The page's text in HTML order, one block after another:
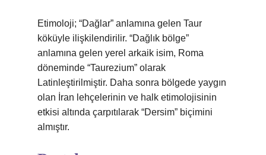
Etimoloji; “Dağlar” anlamına gelen Taur
köküyle ilişkilendirilir. “Dağlık bölge”
anlamına gelen yerel arkaik isim, Roma
döneminde “Taurezium” olarak
Latinleştirilmiştir. Daha sonra bölgede yaygın
olan İran lehçelerinin ve halk etimolojisinin
etkisi altında çarpıtılarak “Dersim” biçimini
almıştır.